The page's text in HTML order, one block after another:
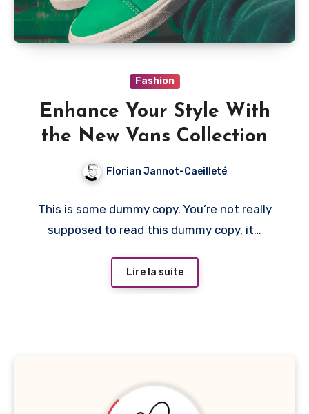
Fashion
Enhance Your Style With
the New Vans Collection
Florian Jannot-Caeilleté
This is some dummy copy. You’re not really
supposed to read this dummy copy, it…
Lire la suite